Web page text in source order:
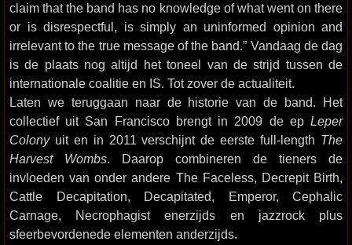
claim that the band has no knowledge of what went on there
or is disrespectful, is simply an uninformed opinion and
irrelevant to the true message of the band.” Vandaag de dag
is de plaats nog altijd het toneel van de strijd tussen de
internationale coalitie en IS. Tot zover de actualiteit.
Laten we teruggaan naar de historie van de band. Het
collectief uit San Francisco brengt in 2009 de ep Leper
Colonyuit en in 2011 verschijnt de eerste full-length The
Harvest Wombs. Daarop combineren de tieners de
invloeden van onder andere The Faceless, Decrepit Birth,
Cattle Decapitation, Decapitated, Emperor, Cephalic
Carnage, Necrophagist enerzijds en jazzrock plus
sfeerbevordenede elementen anderzijds.